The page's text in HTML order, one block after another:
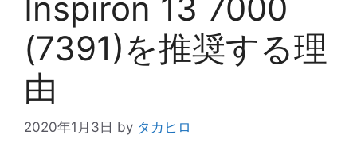
Inspiron 13 7000
(7391)を推奨する理
由
2020年1月3日 by タカヒロ